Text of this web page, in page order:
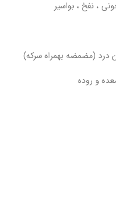
، نفخ ، بواسیر
درد (مضمضه بهمراه سرکه)
و روده